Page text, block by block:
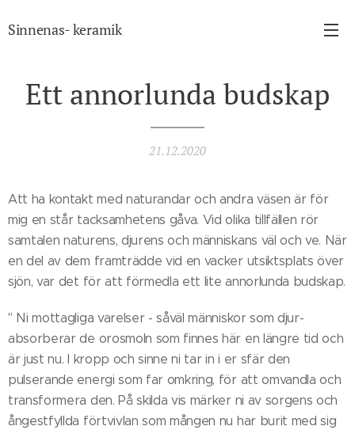
Sinnenas- keramik
Ett annorlunda budskap
21.12.2020
Att ha kontakt med naturandar och andra väsen är för
mig en står tacksamhetens gåva. Vid olika tillfällen rör
samtalen naturens, djurens och människans väl och ve. När
en del av dem framträdde vid en vacker utsiktsplats över
sjön, var det för att förmedla ett lite annorlunda budskap.
" Ni mottagliga varelser - såväl människor som djur-
absorberar de orosmoln som finnes här en längre tid och
är just nu. I kropp och sinne ni tar in i er sfär den
pulserande energi som far omkring, för att omvandla och
transformera den. På skilda vis märker ni av sorgens och
ångestfyllda förtvivlan som mången nu har burit med sig